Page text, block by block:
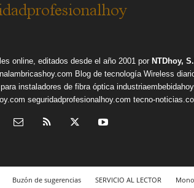
online, editados desde el año 2001 por NTDhoy,
Blog de tecnología Wireless
instaladores de fibra óptica
seguridadprofesionalhoy.com tecno-
Buzón de sugerencias SERVICIO AL LECTOR